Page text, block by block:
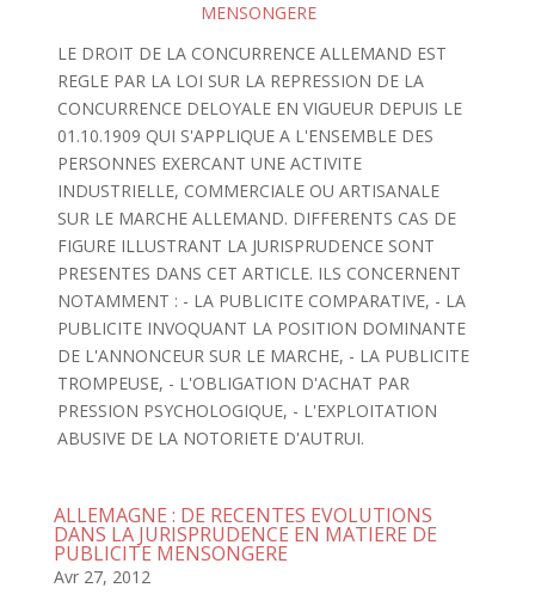
MENSONGERE
LE DROIT DE LA CONCURRENCE ALLEMAND EST
REGLE PAR LA LOI SUR LA REPRESSION DE LA
CONCURRENCE DELOYALE EN VIGUEUR DEPUIS LE
01.10.1909 QUI S'APPLIQUE A L'ENSEMBLE DES
PERSONNES EXERCANT UNE ACTIVITE
INDUSTRIELLE, COMMERCIALE OU ARTISANALE
SUR LE MARCHE ALLEMAND. DIFFERENTS CAS DE
FIGURE ILLUSTRANT LA JURISPRUDENCE SONT
PRESENTES DANS CET ARTICLE. ILS CONCERNENT
NOTAMMENT : - LA PUBLICITE COMPARATIVE, - LA
PUBLICITE INVOQUANT LA POSITION DOMINANTE
DE L'ANNONCEUR SUR LE MARCHE, - LA PUBLICITE
TROMPEUSE, - L'OBLIGATION D'ACHAT PAR
PRESSION PSYCHOLOGIQUE, - L'EXPLOITATION
ABUSIVE DE LA NOTORIETE D'AUTRUI.
ALLEMAGNE : DE RECENTES EVOLUTIONS
DANS LA JURISPRUDENCE EN MATIERE DE
PUBLICITE MENSONGERE
Avr 27, 2012